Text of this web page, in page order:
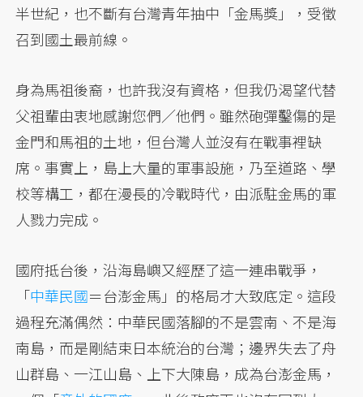
半世紀，也不斷有台灣青年抽中「金馬獎」，受徵
召到國土最前線。
身為馬祖後裔，也許我沒有資格，但我仍渴望代替
父祖輩由衷地感謝您們／他們。雖然砲彈鑿傷的是
金門和馬祖的土地，但台灣人並沒有在戰事裡缺
席。事實上，島上大量的軍事設施，乃至道路、學
校等構工，都在漫長的冷戰時代，由派駐金馬的軍
人戮力完成。
國府抵台後，沿海島嶼又經歷了這一連串戰爭，
「中華民國＝台澎金馬」的格局才大致底定。這段
過程充滿偶然：中華民國落腳的不是雲南、不是海
南島，而是剛結束日本統治的台灣；邊界失去了舟
山群島、一江山島、上下大陳島，成為台澎金馬，